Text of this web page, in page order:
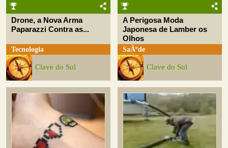
Drone, a Nova Arma
Paparazzi Contra as...
Tecnologia
Clave do Sul
A Perigosa Moda
Japonesa de Lamber os
Olhos
SaÃºde
Clave do Sul